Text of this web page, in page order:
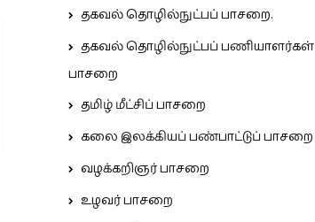
தகவல் தொழில்நுட்பப் பாசறை.
தகவல் தொழில்நுட்பப் பணியாளர்கள்
பாசறை
தமிழ் மீட்சிப் பாசறை
கலை இலக்கியப் பண்பாட்டுப் பாசறை
வழக்கறிஞர் பாசறை
உழவர் பாசறை